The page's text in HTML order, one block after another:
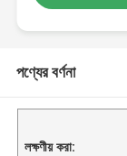
পণ্যের বর্ণনা
লক্ষণীয় করা: